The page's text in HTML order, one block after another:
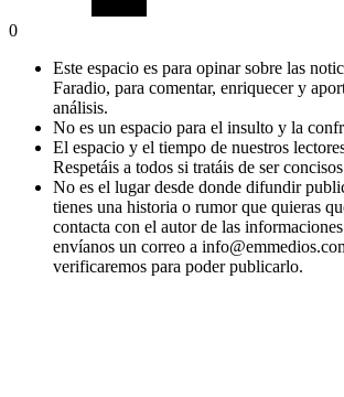
0
Este espacio es para opinar sobre las
Faradio, para comentar, enriquecer y
análisis.
No es un espacio para el insulto y la
El espacio y el tiempo de nuestros
Respetáis a todos si tratáis de ser
No es el lugar desde donde difundir
tienes una historia o rumor que quieras
contacta con el autor de las
envíanos un correo a
verificaremos para poder publicarlo.